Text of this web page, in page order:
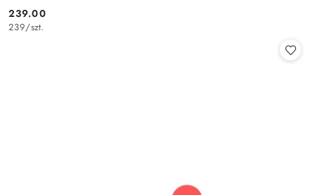
Cena:
239.00
239/szt.